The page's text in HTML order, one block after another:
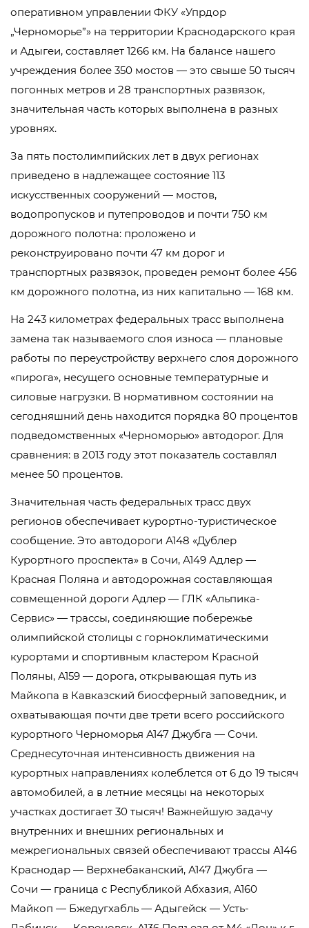
оперативном управлении ФКУ «Упрдор
„Черноморье”» на территории Краснодарского края
и Адыгеи, составляет 1266 км. На балансе нашего
учреждения более 350 мостов — это свыше 50 тысяч
погонных метров и 28 транспортных развязок,
значительная часть которых выполнена в разных
уровнях.
За пять постолимпийских лет в двух регионах
приведено в надлежащее состояние 113
искусственных сооружений — мостов,
водопропусков и путепроводов и почти 750 км
дорожного полотна: проложено и
реконструировано почти 47 км дорог и
транспортных развязок, проведен ремонт более 456
км дорожного полотна, из них капитально — 168 км.
На 243 километрах федеральных трасс выполнена
замена так называемого слоя износа — плановые
работы по переустройству верхнего слоя дорожного
«пирога», несущего основные температурные и
силовые нагрузки. В нормативном состоянии на
сегодняшний день находится порядка 80 процентов
подведомственных «Черноморью» автодорог. Для
сравнения: в 2013 году этот показатель составлял
менее 50 процентов.
Значительная часть федеральных трасс двух
регионов обеспечивает курортно-туристическое
сообщение. Это автодороги А148 «Дублер
Курортного проспекта» в Сочи, А149 Адлер —
Красная Поляна и автодорожная составляющая
совмещенной дороги Адлер — ГЛК «Альпика-
Сервис» — трассы, соединяющие побережье
олимпийской столицы с горноклиматическими
курортами и спортивным кластером Красной
Поляны, А159 — дорога, открывающая путь из
Майкопа в Кавказский биосферный заповедник, и
охватывающая почти две трети всего российского
курортного Черноморья А147 Джубга — Сочи.
Среднесуточная интенсивность движения на
курортных направлениях колеблется от 6 до 19 тысяч
автомобилей, а в летние месяцы на некоторых
участках достигает 30 тысяч! Важнейшую задачу
внутренних и внешних региональных и
межрегиональных связей обеспечивают трассы А146
Краснодар — Верхнебаканский, А147 Джубга —
Сочи — граница с Республикой Абхазия, А160
Майкоп — Бжедугхабль — Адыгейск — Усть-